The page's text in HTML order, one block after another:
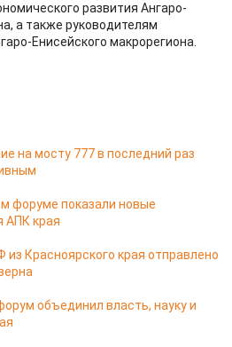
развития Ангаро-
а также руководителям
Енисейского макрорегиона.
на мосту 777 в последний раз
форуме показали новые
АПК края
из Красноярского края отправлено
объединил власть, науку и